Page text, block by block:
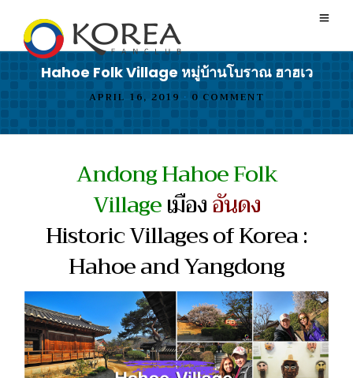
Hahoe Folk Village หมู่บ้านโบราณ ฮาฮเว
APRIL 16, 2019 • 0 COMMENT
Andong Hahoe Folk
Villageเมืองอันดง
Historic Villages of Korea :
Hahoe and Yangdong